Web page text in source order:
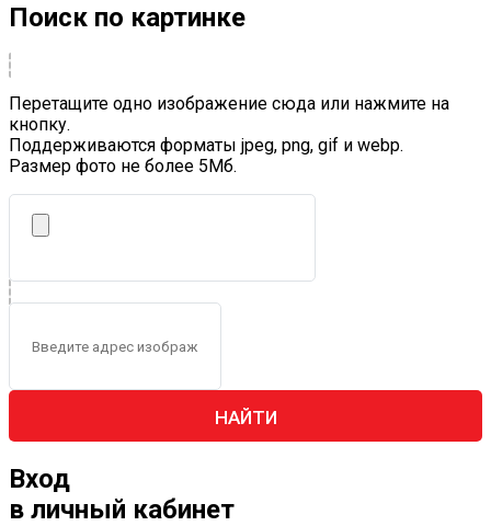
Поиск по картинке
Перетащите одно изображение сюда или нажмите на
кнопку.
Поддерживаются форматы jpeg, png, gif и webp.
Размер фото не более 5Mб.
НАЙТИ
Вход
в личный кабинет